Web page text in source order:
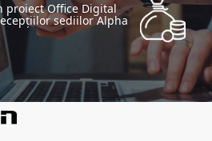
proiect Office Digital
sediilor Alpha